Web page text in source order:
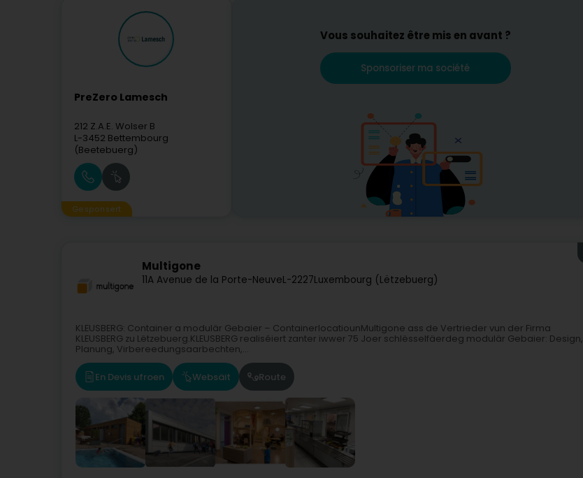
PreZero Lamesch
212 Z.A.E. Wolser B
L-3452 Bettembourg
(Beetebuerg)
Gesponsert
Vous souhaitez être mis en avant ?
Sponsoriser ma société
Multigone
11A Avenue de la Porte-NeuveL-2227Luxembourg (Lëtzebuerg)
KLEUSBERG: Container a modulär Gebaier – ContainerlocatiounMultigone ass de Vertrieder vun der Firma
KLEUSBERG zu Lëtzebuerg.KLEUSBERG realiséiert zanter iwwer 75 Joer schlësselfäerdeg modulär Gebaier: Design,
Planung, Virbereedungsaarbechten,...
En Devis ufroen Websäit Route